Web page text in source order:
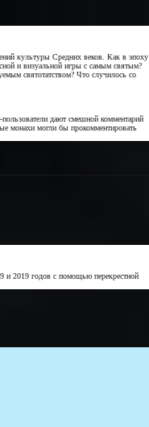
культуры Средних веков. Как в эпоху
и визуальной игры с самым святым?
святотатством? Что случилось со
дают смешной комментарий
монахи могли бы прокомментировать
и 2019 годов с помощью перекрестной